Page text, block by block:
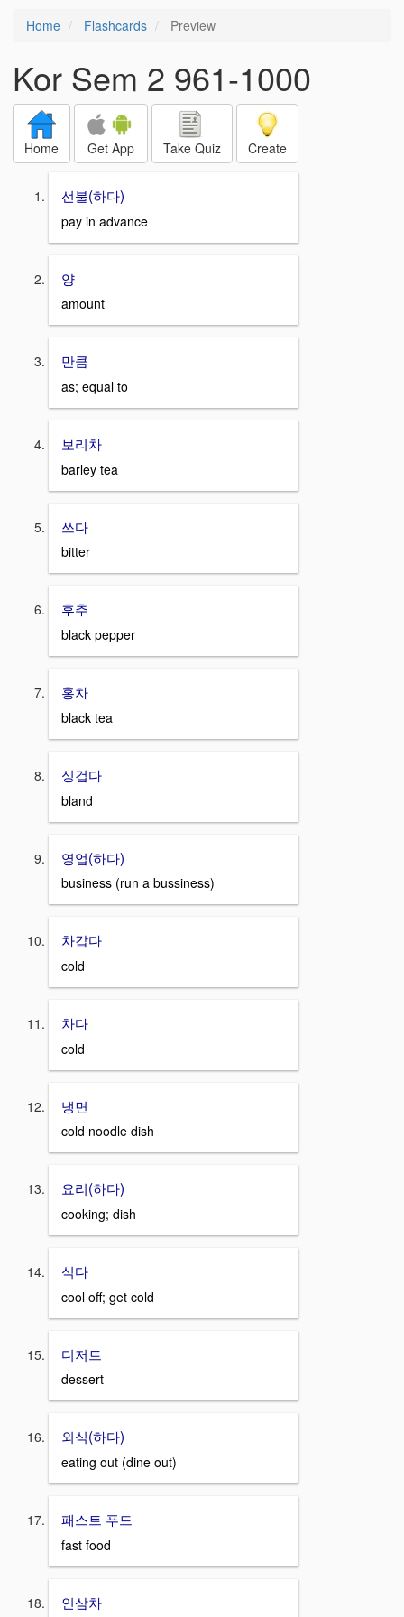
Home Flashcards Preview
Kor Sem 2 961-1000
Home Get App Take Quiz Create
선불(하다)
pay in advance
양
amount
만큼
as; equal to
보리차
barley tea
쓰다
bitter
후추
black pepper
홍차
black tea
싱겁다
bland
영업(하다)
business (run a bussiness)
차갑다
cold
차다
cold
냉면
cold noodle dish
요리(하다)
cooking; dish
식다
cool off; get cold
디저트
dessert
외식(하다)
eating out (dine out)
패스트 푸드
fast food
인삼차